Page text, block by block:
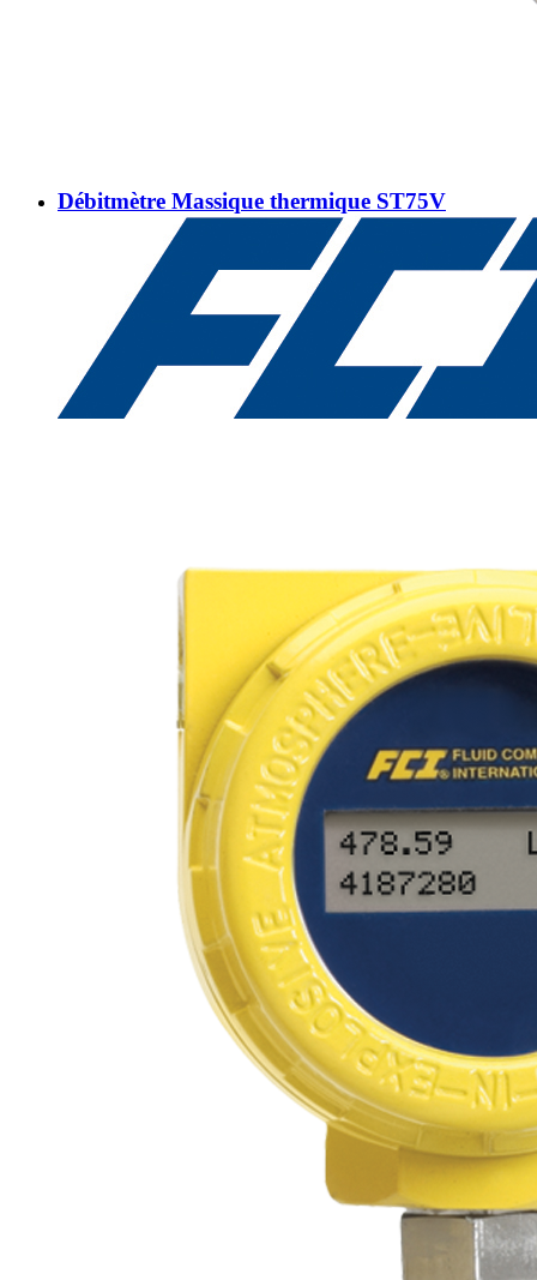
Débitmètre Massique thermique ST75V